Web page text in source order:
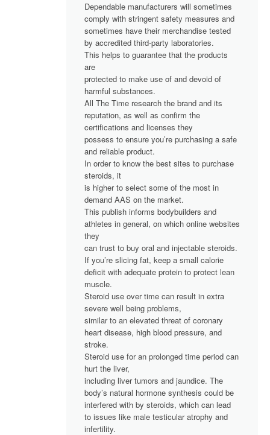
Dependable manufacturers will sometimes
comply with stringent safety measures and
sometimes have their merchandise tested
by accredited third-party laboratories.
This helps to guarantee that the products
are
protected to make use of and devoid of
harmful substances.
All The Time research the brand and its
reputation, as well as confirm the
certifications and licenses they
possess to ensure you’re purchasing a safe
and reliable product.
In order to know the best sites to purchase
steroids, it
is higher to select some of the most in
demand AAS on the market.
This publish informs bodybuilders and
athletes in general, on which online websites
they
can trust to buy oral and injectable steroids.
If you’re slicing fat, keep a small calorie
deficit with adequate protein to protect lean
muscle.
Steroid use over time can result in extra
severe well being problems,
similar to an elevated threat of coronary
heart disease, high blood pressure, and
stroke.
Steroid use for an prolonged time period can
hurt the liver,
including liver tumors and jaundice. The
body’s natural hormone synthesis could be
interfered with by steroids, which can lead
to issues like male testicular atrophy and
infertility.